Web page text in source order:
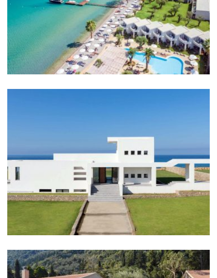
Hotels